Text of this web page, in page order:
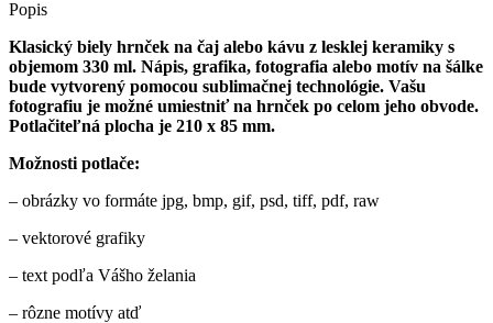
Popis
Klasický biely hrnček na čaj alebo kávu z lesklej keramiky s
objemom 330 ml. Nápis, grafika, fotografia alebo motív na šálke
bude vytvorený pomocou sublimačnej technológie. Vašu
fotografiu je možné umiestniť na hrnček po celom jeho obvode.
Potlačiteľná plocha je 210 x 85 mm.
Možnosti potlače:
– obrázky vo formáte jpg, bmp, gif, psd, tiff, pdf, raw
– vektorové grafiky
– text podľa Vášho želania
– rôzne motívy atď